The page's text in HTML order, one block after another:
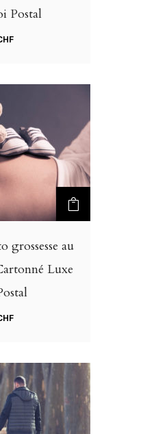
Postal
grossesse au
Luxe